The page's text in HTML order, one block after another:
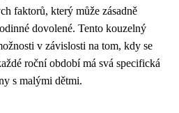
faktorů, který může zásadně
dovolené. Tento kouzelný
v závislosti na tom, kdy se
roční období má svá specifická
s malými dětmi.